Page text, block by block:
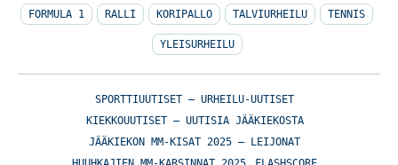
FORMULA 1 RALLI KORIPALLO TALVIURHEILU TENNIS
YLEISURHEILU
SPORTTIUUTISET – URHEILU-UUTISET
KIEKKOUUTISET – UUTISIA JÄÄKIEKOSTA
JÄÄKIEKON MM-KISAT 2025 – LEIJONAT